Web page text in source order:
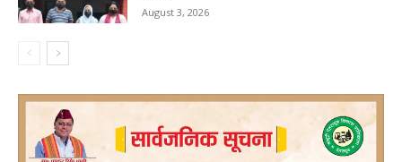
August 3, 2026